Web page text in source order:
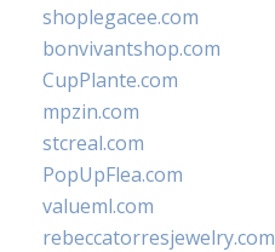
shoplegacee.com
bonvivantshop.com
CupPlante.com
mpzin.com
stcreal.com
PopUpFlea.com
valueml.com
rebeccatorresjewelry.com